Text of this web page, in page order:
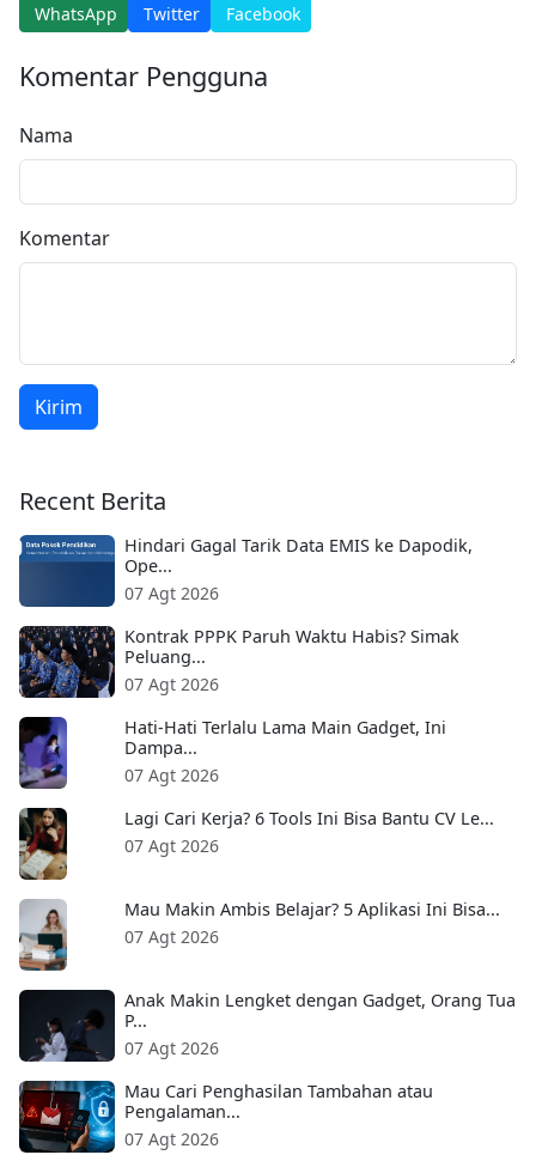
WhatsApp Twitter Facebook
Komentar Pengguna
Nama
Komentar
Kirim
Recent Berita
Hindari Gagal Tarik Data EMIS ke Dapodik,
Ope...
07 Agt 2026
Kontrak PPPK Paruh Waktu Habis? Simak
Peluang...
07 Agt 2026
Hati-Hati Terlalu Lama Main Gadget, Ini
Dampa...
07 Agt 2026
Lagi Cari Kerja? 6 Tools Ini Bisa Bantu CV Le...
07 Agt 2026
Mau Makin Ambis Belajar? 5 Aplikasi Ini Bisa...
07 Agt 2026
Anak Makin Lengket dengan Gadget, Orang Tua
P...
07 Agt 2026
Mau Cari Penghasilan Tambahan atau
Pengalaman...
07 Agt 2026